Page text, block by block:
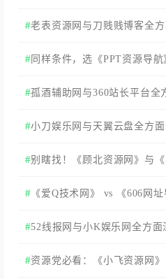
老表资源网与刀贱贱博客全
同样条件，选《PPT资源导
外 孤酒辅助网与360站长平台全
小刀娱乐网与天翼云盘全方
别瞎找！《顾北资源网》与
《爱Q技术网》 vs 《606网
52线报网与小K娱乐网全方面
资源党必看：《小飞资源网